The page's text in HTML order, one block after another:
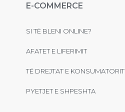
E-COMMERCE
SI TË BLENI ONLINE?
AFATET E LIFERIMIT
TË DREJTAT E KONSUMATORIT
PYETJET E SHPESHTA